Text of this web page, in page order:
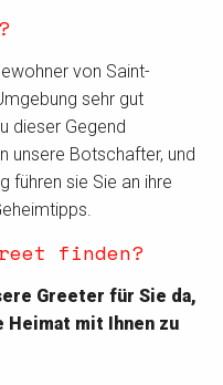
von Saint-
sehr gut
dieser Gegend
unsere Botschafter, und
führen sie Sie an ihre
finden?
Greeter für Sie da,
mit Ihnen zu